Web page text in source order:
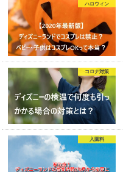
ハロウィン
コロナ対策
入園料